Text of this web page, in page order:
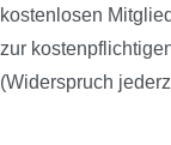
kostenlosen
zur
(Widerspruch